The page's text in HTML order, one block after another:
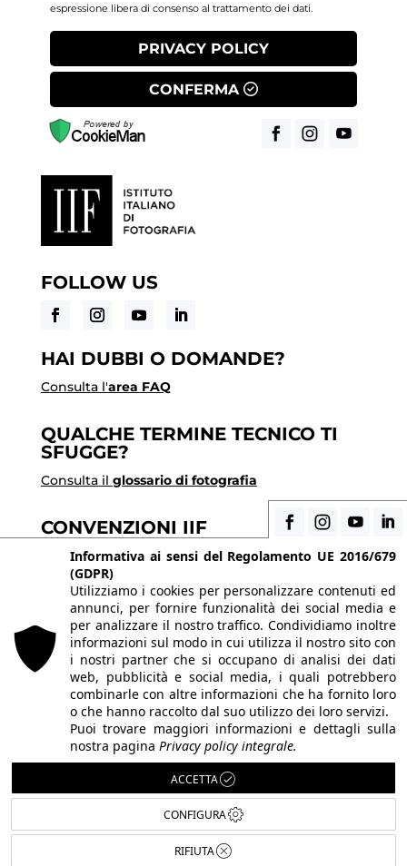
espressione libera di consenso al trattamento dei dati.
PRIVACY POLICY
CONFERMA
FOLLOW US
HAI DUBBI O DOMANDE?
Consulta l'area FAQ
QUALCHE TERMINE TECNICO TI
SFUGGE?
Consulta il glossario di fotografia
CONVENZIONI IIF
Scopri i vantaggi di essere uno studente di IIF
© 2026 Istituto Italiano di Fotografia® srl, Via
Enrico Caviglia 3, 20139 Milano | Tel 02/58107623 -
02/58107139
P.IVA IT10863240155 | PECiifmilano@pec.it| REA
MI-1415688 | Capitale sociale € 10.400,00 I.V.
Le immagini del sito sono utilizzate su licenza dei
rispettivi autori. Powered byShareNow!.
Informativa ai sensi del Regolamento UE 2016/679
(GDPR)
Utilizziamo i cookies per personalizzare contenuti ed
annunci, per fornire funzionalità dei social media e
per analizzare il nostro traffico. Condividiamo inoltre
informazioni sul modo in cui utilizza il nostro sito con
i nostri partner che si occupano di analisi dei dati
web, pubblicità e social media, i quali potrebbero
combinarle con altre informazioni che ha fornito loro
o che hanno raccolto dal suo utilizzo dei loro servizi.
Puoi trovare maggiori informazioni e dettagli sulla
nostra pagina Privacy policy integrale.
ACCETTA
CONFIGURA
RIFIUTA